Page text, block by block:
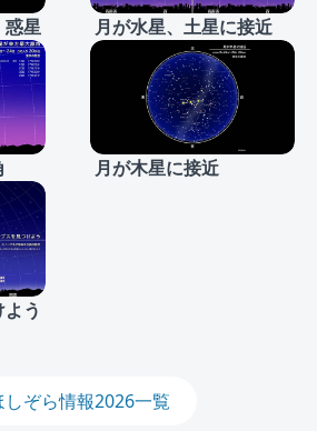
惑星 月が水星、土星に接近
月が木星に接近
う
しぞら情報2026一覧